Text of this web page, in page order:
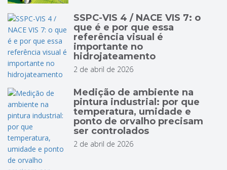
SSPC-VIS 4 / NACE VIS 7: o
que é e por que essa
referência visual é
importante no
hidrojateamento
2 de abril de 2026
Medição de ambiente na
pintura industrial: por que
temperatura, umidade e
ponto de orvalho precisam
ser controlados
2 de abril de 2026